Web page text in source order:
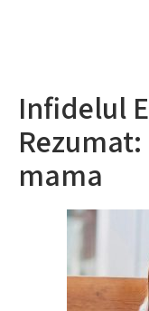
Infidelul
mama